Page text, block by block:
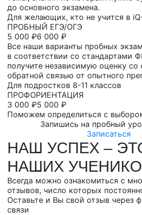
до основного экзамена.
Для желающих, кто не учится в
ПРОБНЫЙ ЕГЭ/ОГЭ
5 000 ₽6 000 ₽
Все наши варианты пробных
в соответствии со стандартами
получите независимую оценку со
обратной связью от опытного
Для подростков 8-11 классов
ПРОФОРИЕНТАЦИЯ
3 000 ₽5 000 ₽
Поможем определиться с
Запишись на пробный
Записаться
НАШ УСПЕХ –
НАШИХ
Всегда можно ознакомиться с
отзывов, число которых
Оставьте и Вы свой отзыв через
связи